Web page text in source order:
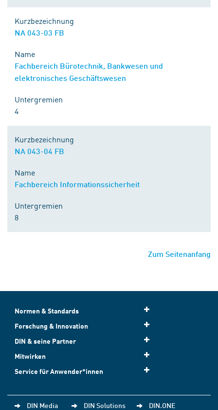
Kurzbezeichnung
NA 043-03 FB
Name
Fachbereich Bürotechnik, Bankwesen und
elektronisches Geschäftswesen
Untergremien
4
Kurzbezeichnung
NA 043-04 FB
Name
Fachbereich Informationssicherheit
Untergremien
8
Zum Seitenanfang
Normen & Standards
Forschung & Innovation
DIN & seine Partner
Mitwirken
Service für Anwender*innen
DIN Media DIN Solutions DIN.ONE